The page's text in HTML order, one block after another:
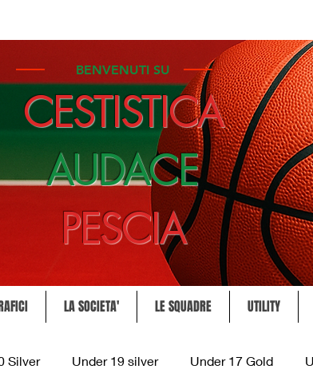
BENVENUTI SU
CESTISTICA
AUDACE
PESCIA
LA SOCIETA' LE SQUADRE UTILITY
Silver Under 19 silver Under 17 Gold